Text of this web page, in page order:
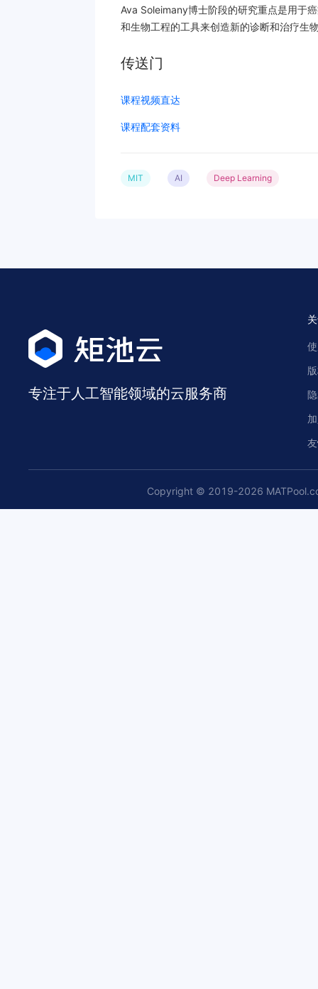
Ava Soleimany博士阶段的研究重点是用于
和生物工程的工具来创造新的诊断和治疗生
传送门
课程视频直达
课程配套资料
MIT AI Deep Learning
专注于人工智能领域的云服务商
Copyright © 2019-2026